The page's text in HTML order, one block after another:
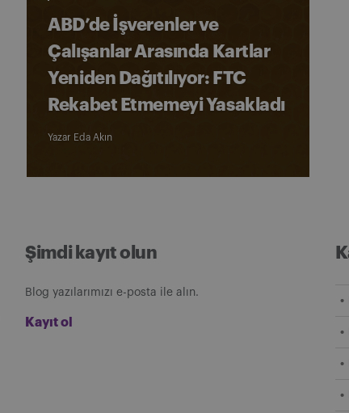
ABD’de İşverenler ve
Çalışanlar Arasında Kartlar
Yeniden Dağıtılıyor: FTC
Rekabet Etmemeyi Yasakladı
Yazar Eda Akın
Şimdi kayıt olun
Blog yazılarımızı e-posta ile alın.
Kayıt ol